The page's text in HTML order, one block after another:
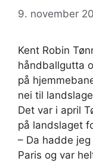
9. november
Kent Robin
håndballgutta
på
nei til
Det var i april
på landslaget
– Da hadde
Paris og var